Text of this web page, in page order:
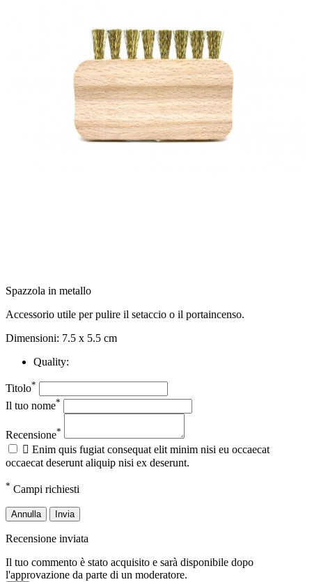
Spazzola in metallo
Accessorio utile per pulire il setaccio o il portaincenso.
Dimensioni: 7.5 x 5.5 cm
Quality:
Titolo*
Il tuo nome*
Recensione*
 Enim quis fugiat consequat elit minim nisi eu occaecat
occaecat deserunt aliquip nisi ex deserunt.
* Campi richiesti
Annulla Invia
Recensione inviata
Il tuo commento è stato acquisito e sarà disponibile dopo
l'approvazione da parte di un moderatore.